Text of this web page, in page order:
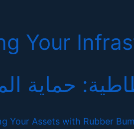
Your
حماية
Your Assets with Rubber